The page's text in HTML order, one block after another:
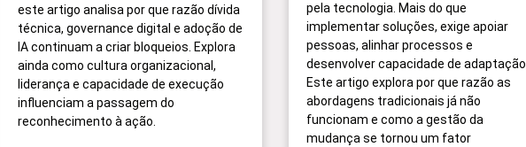
este artigo analisa por que razão dívida
técnica, governance digital e adoção de
IA continuam a criar bloqueios. Explora
ainda como cultura organizacional,
liderança e capacidade de execução
influenciam a passagem do
reconhecimento à ação.
pela tecnologia. Mais do que
implementar soluções, exige apoiar
pessoas, alinhar processos e
desenvolver capacidade de adaptação.
Este artigo explora por que razão as
abordagens tradicionais já não
funcionam e como a gestão da
mudança se tornou um fator